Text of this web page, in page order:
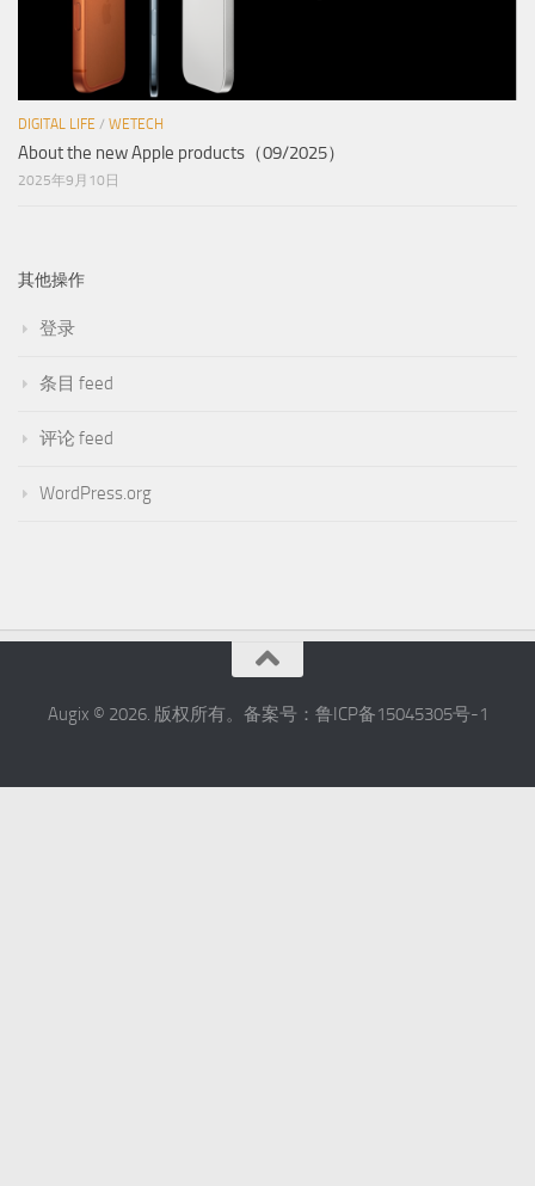
DIGITAL LIFE / WETECH
About the new Apple products（09/2025）
2025年9月10日
其他操作
登录
条目 feed
评论 feed
WordPress.org
Augix © 2026. 版权所有。备案号：鲁ICP备15045305号-1